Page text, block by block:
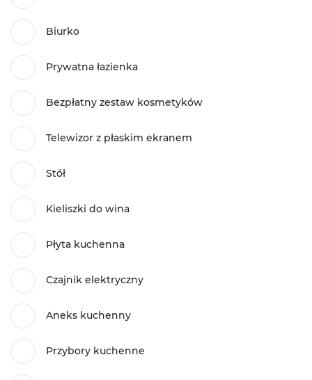
Biurko
Prywatna łazienka
Bezpłatny zestaw kosmetyków
Telewizor z płaskim ekranem
Stół
Kieliszki do wina
Płyta kuchenna
Czajnik elektryczny
Aneks kuchenny
Przybory kuchenne